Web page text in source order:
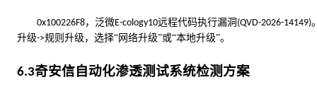
0x100226F8，泛微E-cology10远程代码执行漏洞 (QVD-2026-14149)
升级->规则升级，选择“网络升级”或“本地升级”。
6.3奇安信自动化渗透测试系统检测方案